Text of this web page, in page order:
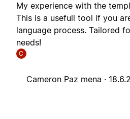
My experience with the
This is a usefull tool if you
language process. Tailored
needs!
C
Cameron Paz mena ·